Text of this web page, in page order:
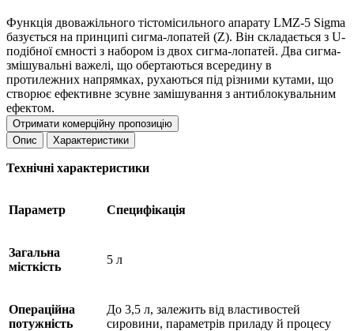
Функція двоважільного тістомісильного апарату LMZ-5 Sigma
базується на принципі сигма-лопатей (Z). Він складається з U-
подібної ємності з набором із двох сигма-лопатей. Два сигма-
змішувальні важелі, що обертаються всередину в
протилежних напрямках, рухаються під різними кутами, що
створює ефективне зсувне замішування з антиблокувальним
ефектом.
Отримати комерційну пропозицію
Опис
Характеристики
Технічні характеристики
Параметр Специфікація
Загальна
місткість
5 л
Операційна
потужність
До 3,5 л, залежить від властивостей
сировини, параметрів приладу й процесу